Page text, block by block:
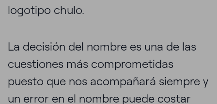
logotipo chulo.
La decisión del nombre es una de las
cuestiones más comprometidas
puesto que nos acompañará siempre y
un error en el nombre puede costar